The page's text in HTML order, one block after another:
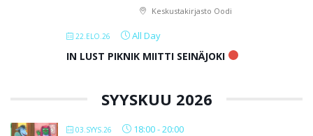
Keskustakirjasto Oodi
22.ELO.26 All Day
IN LUST PIKNIK MIITTI SEINÄJOKI
SYYSKUU 2026
03.SYYS.26 18:00-20:00